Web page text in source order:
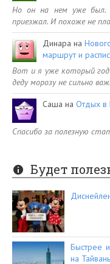
Но он на нем уже был.
приезжал. И похоже не
Динара на
маршрут и
Вот и я уже который
деду морозу не сильно
Саша на Отдых в
Спасибо за полезную
Будет
Быстрее
на